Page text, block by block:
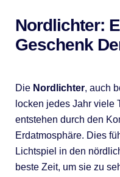
Nordlichter:
Geschenk
Die Nordlichter, auch
locken jedes Jahr viele
entstehen durch den
Erdatmosphäre. Dies
Lichtspiel in den
beste Zeit, um sie zu